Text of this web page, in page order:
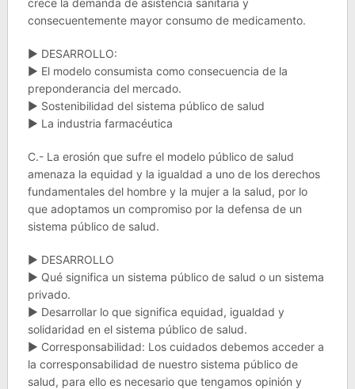
crece la demanda de asistencia sanitaria y
consecuentemente mayor consumo de medicamento.
► DESARROLLO:
► El modelo consumista como consecuencia de la
preponderancia del mercado.
► Sostenibilidad del sistema público de salud
► La industria farmacéutica
C.- La erosión que sufre el modelo público de salud
amenaza la equidad y la igualdad a uno de los derechos
fundamentales del hombre y la mujer a la salud, por lo
que adoptamos un compromiso por la defensa de un
sistema público de salud.
► DESARROLLO
► Qué significa un sistema público de salud o un sistema
privado.
► Desarrollar lo que significa equidad, igualdad y
solidaridad en el sistema público de salud.
► Corresponsabilidad: Los cuidados debemos acceder a
la corresponsabilidad de nuestro sistema público de
salud, para ello es necesario que tengamos opinión y